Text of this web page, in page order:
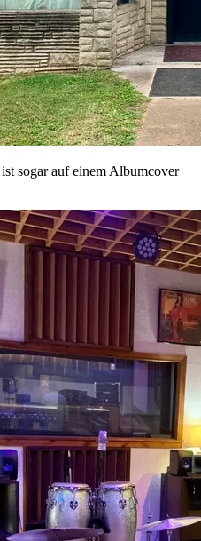
sogar auf einem Albumcover